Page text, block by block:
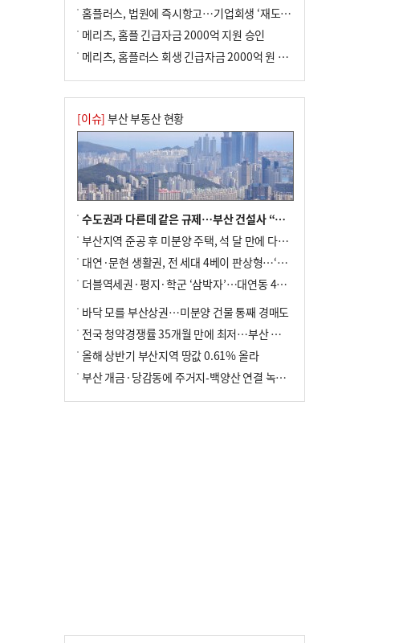
홈플러스, 법원에 즉시항고…기업회생 ‘재도전’
메리츠, 홈플 긴급자금 2000억 지원 승인
메리츠, 홈플러스 회생 긴급자금 2000억 원 지원 승인
[이슈] 부산 부동산 현황
수도권과 다른데 같은 규제…부산 건설사 “쓰러지기 직전”
부산지역 준공 후 미분양 주택, 석 달 만에 다시 3000가구 넘어서
대연·문현 생활권, 전 세대 4베이 판상형…‘더샵 트리센트’ 내달 분양
더블역세권·평지·학군 ‘삼박자’…대연동 42층 브랜드 단지
바닥 모를 부산상권…미분양 건물 통째 경매도
전국 청약경쟁률 35개월 만에 최저…부산 미분양 ‘적체’ 심화
올해 상반기 부산지역 땅값 0.61% 올라
부산 개금·당감동에 주거지-백양산 연결 녹지 조성